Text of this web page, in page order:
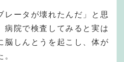
レータが壊れたんだ」と思
病院で検査してみると実は
脳しんとうを起こし、体が